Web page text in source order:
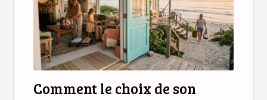
Comment le choix de son